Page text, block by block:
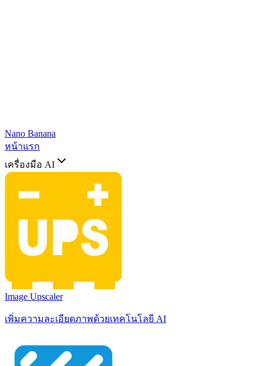
Nano Banana
หน้าแรก
เครื่องมือ AI
Image Upscaler
เพิ่มความละเอียดภาพด้วยเทคโนโลยี AI